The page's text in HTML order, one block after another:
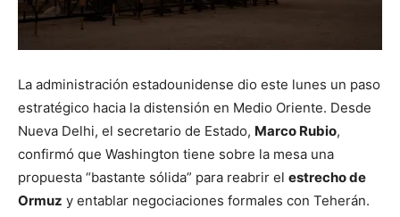
La administración estadounidense dio este lunes un paso
estratégico hacia la distensión en Medio Oriente. Desde
Nueva Delhi, el secretario de Estado, Marco Rubio,
confirmó que Washington tiene sobre la mesa una
propuesta “bastante sólida” para reabrir el estrecho de
Ormuz y entablar negociaciones formales con Teherán.